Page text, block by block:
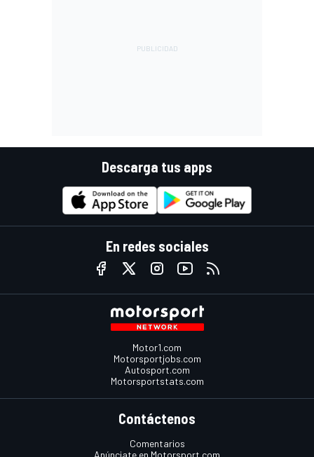
Descarga tus apps
En redes sociales
Motor1.com
Motorsportjobs.com
Autosport.com
Motorsportstats.com
Contáctenos
Comentarios
Anúnciate en Motorsport.com